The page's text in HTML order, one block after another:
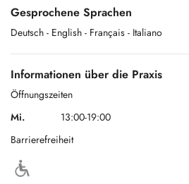
Gesprochene Sprachen
Deutsch - English - Français - Italiano
Informationen über die Praxis
Öffnungszeiten
Mi.
13:00-19:00
Barrierefreiheit